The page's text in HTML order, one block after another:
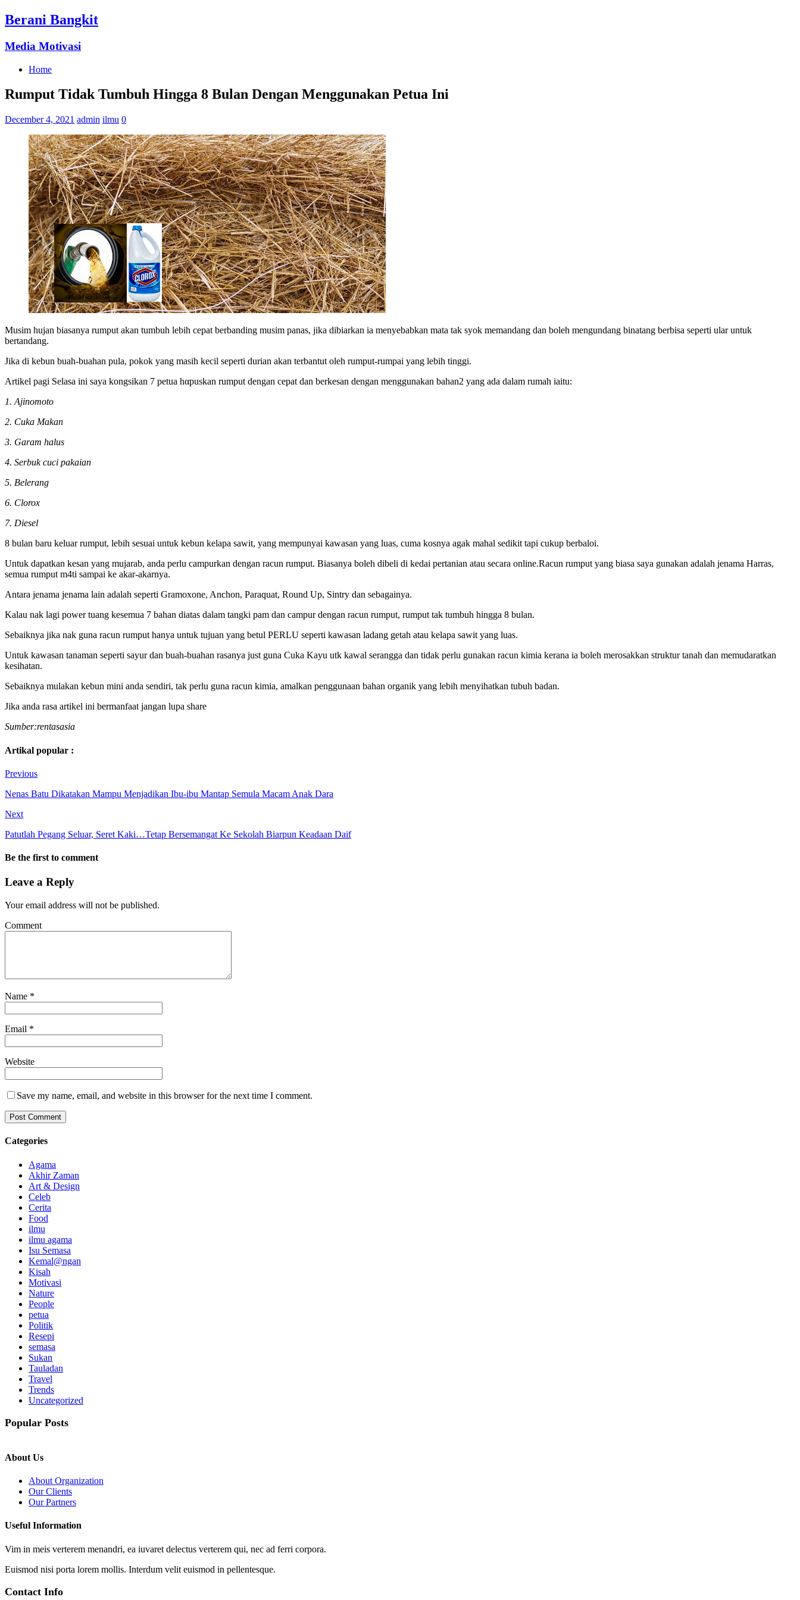
Berani Bangkit
Media Motivasi
Home
Rumput Tidak Tumbuh Hingga 8 Bulan Dengan Menggunakan Petua Ini
December 4, 2021 admin ilmu 0
Musim hujan biasanya rumput akan tumbuh lebih cepat berbanding musim panas, jika dibiarkan ia menyebabkan mata tak syok memandang dan boleh mengundang binatang berbisa seperti ular untuk
bertandang.
Jika di kebun buah-buahan pula, pokok yang masih kecil seperti durian akan terbantut oleh rumput-rumpai yang lebih tinggi.
Artikel pagi Selasa ini saya kongsikan 7 petua hαpuskan rumput dengan cepat dan berkesan dengan menggunakan bahan2 yang ada dalam rumah iaitu:
1. Ajinomoto
2. Cuka Makan
3. Garam halus
4. Serbuk cuci pakaian
5. Belerang
6. Clorox
7. Diesel
8 bulan baru keluar rumput, lebih sesuai untuk kebun kelapa sawit, yang mempunyai kawasan yang luas, cuma kosnya agak mahal sedikit tapi cukup berbaloi.
Untuk dapatkan kesan yang mujarab, anda perlu campurkan dengan racun rumput. Biasanya boleh dibeli di kedai pertanian atau secara online.Racun rumput yang biasa saya gunakan adalah jenama Harras,
semua rumput m4ti sampai ke akar-akarnya.
Antara jenama jenama lain adalah seperti Gramoxone, Anchon, Paraquat, Round Up, Sintry dan sebagainya.
Kalau nak lagi power tuang kesemua 7 bahan diatas dalam tangki pam dan campur dengan racun rumput, rumput tak tumbuh hingga 8 bulan.
Sebaiknya jika nak guna racun rumput hanya untuk tujuan yang betul PERLU seperti kawasan ladang getah atau kelapa sawit yang luas.
Untuk kawasan tanaman seperti sayur dan buah-buahan rasanya just guna Cuka Kayu utk kawal serangga dan tidak perlu gunakan racun kimia kerana ia boleh merosakkan struktur tanah dan memudaratkan
kesihatan.
Sebaiknya mulakan kebun mini anda sendiri, tak perlu guna racun kimia, amalkan penggunaan bahan organik yang lebih menyihatkan tubuh badan.
Jika anda rasa artikel ini bermanfaat jangan lupa share
Sumber:rentasasia
Artikal popular :
Previous
Nenas Batu Dikatakan Mampu Menjadikan Ibu-ibu Mantap Semula Macam Anak Dara
Next
Patutlah Pegang Seluar, Seret Kaki…Tetap Bersemangat Ke Sekolah Biarpun Keadaan Daif
Be the first to comment
Leave a Reply
Your email address will not be published.
Comment
Name *
Email *
Website
Save my name, email, and website in this browser for the next time I comment.
Categories
Agama
Akhir Zaman
Art & Design
Celeb
Cerita
Food
ilmu
ilmu agama
Isu Semasa
Kemal@ngan
Kisah
Motivasi
Nature
People
petua
Politik
Resepi
semasa
Sukan
Tauladan
Travel
Trends
Uncategorized
Popular Posts
About Us
About Organization
Our Clients
Our Partners
Useful Information
Vim in meis verterem menandri, ea iuvaret delectus verterem qui, nec ad ferri corpora.
Euismod nisi porta lorem mollis. Interdum velit euismod in pellentesque.
Contact Info